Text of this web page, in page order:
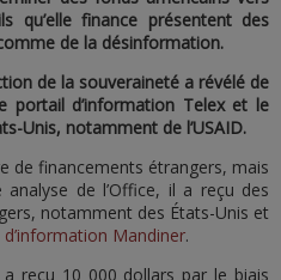
qu’elle finance présentent des
de la désinformation.
de la souveraineté a révélé de
portail d’information Telex et le
Unis, notamment de l’USAID.
de financements étrangers, mais
de l’Office, il a reçu des
notamment des États-Unis et
Mandiner.
reçu 10 000 dollars par le biais